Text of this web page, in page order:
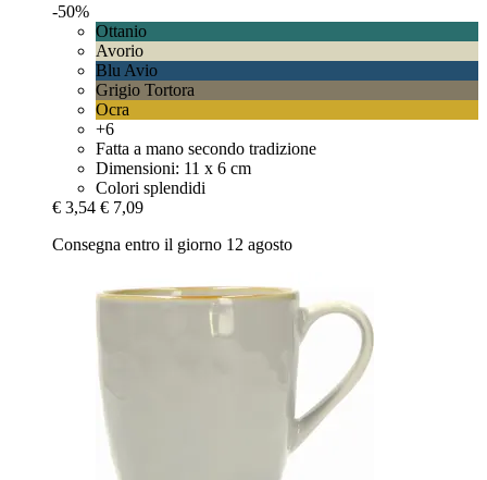
-50%
Ottanio
Avorio
Blu Avio
Grigio Tortora
Ocra
+6
Fatta a mano secondo tradizione
Dimensioni: 11 x 6 cm
Colori splendidi
€ 3,54 € 7,09
Consegna entro il giorno 12 agosto